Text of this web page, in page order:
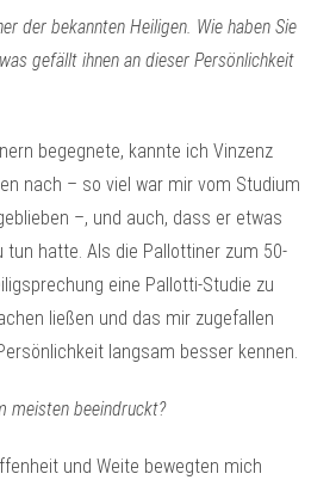
der bekannten Heiligen. Wie haben Sie
gefällt ihnen an dieser Persönlichkeit
begegnete, kannte ich Vinzenz
nach – so viel war mir vom Studium
–, und auch, dass er etwas
tun hatte. Als die Pallottiner zum 50-
eine Pallotti-Studie zu
ließen und das mir zugefallen
langsam besser kennen.
meisten beeindruckt?
und Weite bewegten mich